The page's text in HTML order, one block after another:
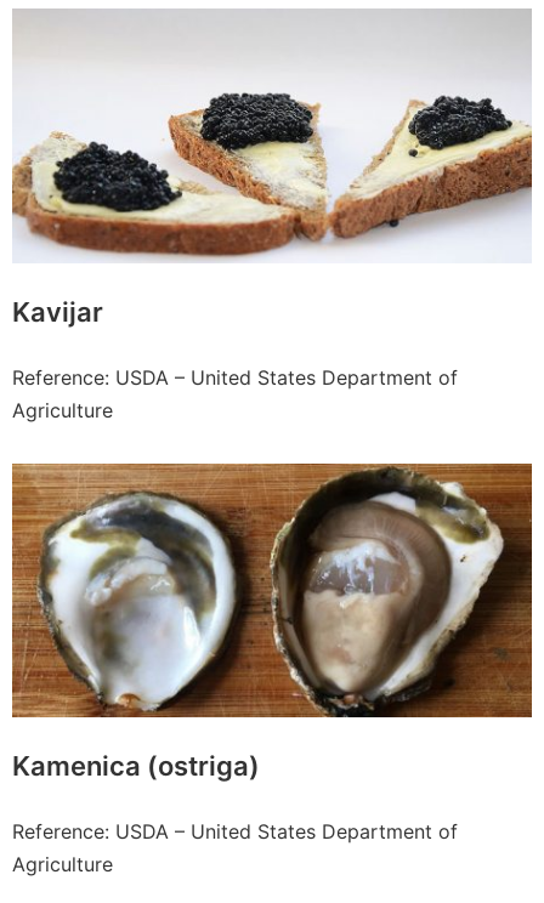
Kavijar
Reference: USDA – United States Department of
Agriculture
Kamenica (ostriga)
Reference: USDA – United States Department of
Agriculture